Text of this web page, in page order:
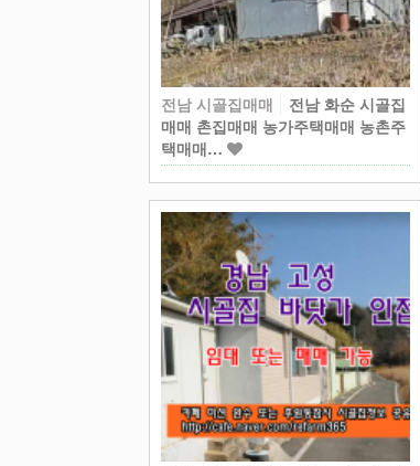
전남 시골집매매
전남 화순 시골집
매매 촌집매매 농가주택매매 농촌주
택매매…